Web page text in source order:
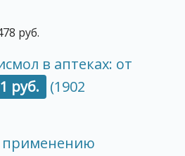
руб.
в аптеках: от
руб.
(1902
применению